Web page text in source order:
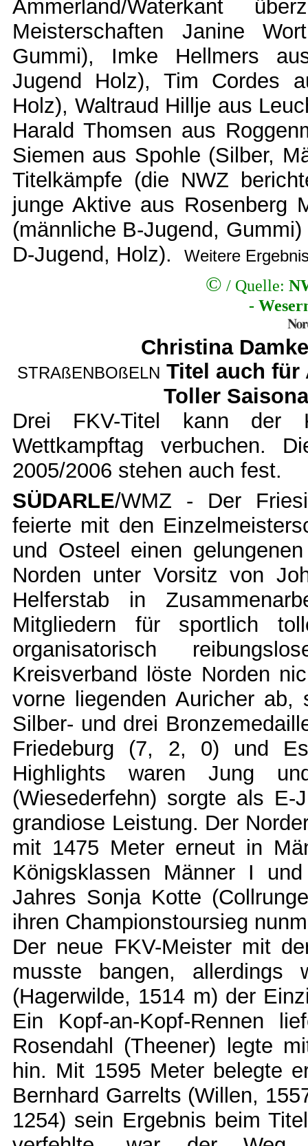
Ammerland/Waterkant
Meisterschaften Janine
Gummi), Imke Hellmers
Jugend Holz), Tim Cordes
Holz), Waltraud Hillje aus
Harald Thomsen aus
Siemen aus Spohle (Silber,
Titelkämpfe (die NWZ
junge Aktive aus Rosenberg
(männliche B-Jugend,
D-Jugend, Holz).
Weitere
© / Quelle:
-
Christina
STRAßENBOßELN Titel auch für
Toller
Drei FKV-Titel kann der
Wettkampftag verbuchen.
2005/2006 stehen auch fest.
SÜDARLE/WMZ - Der
feierte mit den
und Osteel einen
Norden unter Vorsitz von
Helferstab in
Mitgliedern für sportlich
organisatorisch
Kreisverband löste Norden
vorne liegenden Auricher
Silber- und drei
Friedeburg (7, 2, 0) und
Highlights waren Jung
(Wiesederfehn) sorgte als
grandiose Leistung. Der
mit 1475 Meter erneut in
Königsklassen Männer I
Jahres Sonja Kotte
ihren Championstoursieg
Der neue FKV-Meister mit
musste bangen, allerdings
(Hagerwilde, 1514 m) der
Ein Kopf-an-Kopf-Rennen
Rosendahl (Theener) legte
hin. Mit 1595 Meter belegte
Bernhard Garrelts (Willen,
1254) sein Ergebnis beim